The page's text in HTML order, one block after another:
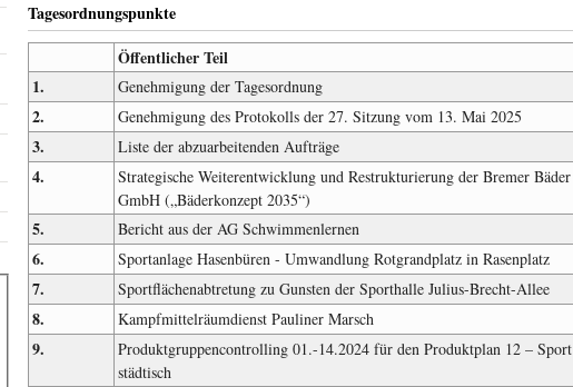
Tagesordnungspunkte
Öffentlicher Teil
1.
Genehmigung der Tagesordnung
2. Genehmigung des Protokolls der 27. Sitzung vom 13. Mai 2025
3. Liste der abzuarbeitenden Aufträge
4.
Strategische Weiterentwicklung und Restrukturierung der Bremer Bäder
GmbH („Bäderkonzept 2035“)
5. Bericht aus der AG Schwimmenlernen
6. Sportanlage Hasenbüren - Umwandlung Rotgrandplatz in Rasenplatz
7. Sportflächenabtretung zu Gunsten der Sporthalle Julius-Brecht-Allee
8. Kampfmittelräumdienst Pauliner Marsch
9.
Produktgruppencontrolling 01.-14.2024 für den Produktplan 12 – Sport
städtisch